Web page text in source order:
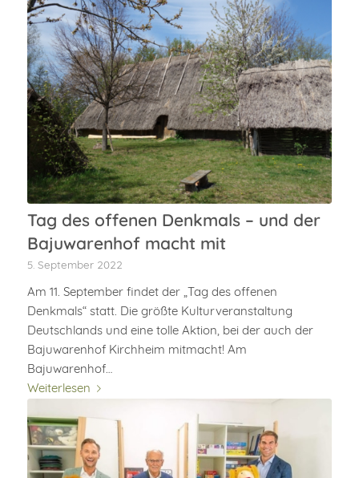
Tag des offenen Denkmals – und der
Bajuwarenhof macht mit
5. September 2022
Am 11. September findet der „Tag des offenen
Denkmals“ statt. Die größte Kulturveranstaltung
Deutschlands und eine tolle Aktion, bei der auch der
Bajuwarenhof Kirchheim mitmacht! Am
Bajuwarenhof…
Weiterlesen